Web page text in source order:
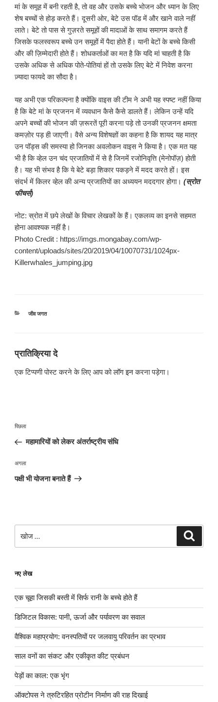
मां के समूह में बनी रहती है, तो वह और उसके बच्चे भोजन और ध्यान के लिए
शेष बच्चों से होड़ करते हैं। दूसरी ओर, बेटे उस पॉड में और खाने वाले नहीं
लाते। बेटे तो पास से गुज़रते समूहों की मादाओं के साथ समागम करते हैं
जिसके फलस्वरूप बच्चे उन समूहों में पैदा होते हैं। यानी बेटों के बच्चे किसी
और की ज़िम्मेदारी होते हैं। शोधकर्ताओं का मत है कि यदि मां चाहती है कि
उसके अधिक से अधिक पोते-पोतियां हों तो उसके लिए बेटे में निवेश करना
ज़्यादा फायदे का सौदा है।
यह अभी एक परिकल्पना है क्योंकि वाइस की टीम ने अभी यह स्पष्ट नहीं किया
है कि बेटे मां के प्रजनन में व्यवधान कैसे कैसे डालते हैं। लेकिन उन्हें यदि
अपने बच्चों की भोजन की ज़रूरतें पूरी करना पड़े तो उनकी प्रजनन क्षमता
कमज़ोर पड़ ही जाएगी। वैसे अन्य विशेषज्ञों का कहना है कि शायद यह मात्र
उन पॉड्स की समस्या हो जिनका अवलोकन वाइस ने किया है। एक मत यह
भी है कि व्हेल उन चंद प्रजातियों में से है जिनमें रजोनिवृत्ति (मेनोपॉज़) होती
है। यह भी संभव है कि ये बेटे बड़ा शिकार पकड़ने में मदद करते हों। इस
संदर्भ में किलर व्हेल की अन्य प्रजातियों का अध्ययन मददगार होगा। (स्रोत
फीचर्स)
नोट: स्रोत में छपे लेखों के विचार लेखकों के हैं। एकलव्य का इनसे सहमत
होना आवश्यक नहीं है।
Photo Credit : https://imgs.mongabay.com/wp-
content/uploads/sites/20/2019/04/10070731/1024px-
Killerwhales_jumping.jpg
श्रेणियाँ
जीव जगत
प्रातिक्रिया दे
एक टिप्पणी पोस्ट करने के लिए आप कोलॉग इनकरना पड़ेगा।
पोस्ट
पिछला
पोस्ट:
पिछला
महामारियों को लेकर अंतर्राष्ट्रीय संधि
अगली
पोस्ट
अगला
पक्षी भी योजना बनाते हैं
नए लेख
एक चूहा जिसकी बस्ती में सिर्फ रानी के बच्चे होते हैं
डिजिटल विकास: पानी, ऊर्जा और पर्यावरण का सवाल
वैश्विक महाप्रयोग: वनस्पतियों पर जलवायु परिवर्तन का प्रभाव
साल वनों का संकट और एकीकृत कीट प्रबंधन
पेड़ों का काल: एक भृंग
ऑक्टोपस ने त्रुटिरहित प्रोटीन निर्माण की राह दिखाई